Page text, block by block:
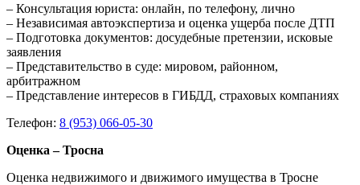
– Консультация юриста: онлайн, по телефону, лично
– Независимая автоэкспертиза и оценка ущерба после ДТП
– Подготовка документов: досудебные претензии, исковые
заявления
– Представительство в суде: мировом, районном,
арбитражном
– Представление интересов в ГИБДД, страховых компаниях
Телефон: 8 (953) 066-05-30
Оценка – Тросна
Оценка недвижимого и движимого имущества в Тросне